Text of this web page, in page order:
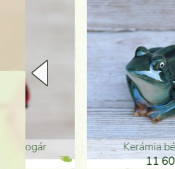
Kerámia béka 12cm
11 600 Ft